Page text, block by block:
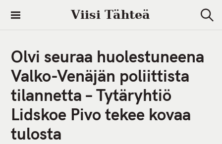
i
Viisi Tähteä
e
Olvi seuraa huolestuneena
Valko-Venäjän poliittista
tilannetta – Tytäryhtiö
Lidskoe Pivo tekee kovaa
tulosta